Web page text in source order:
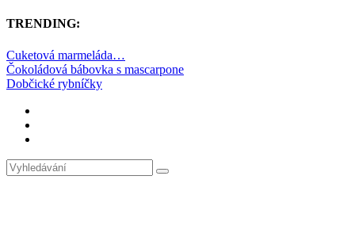
TRENDING:
Cuketová marmeláda…
Čokoládová bábovka s mascarpone
Dobčické rybníčky